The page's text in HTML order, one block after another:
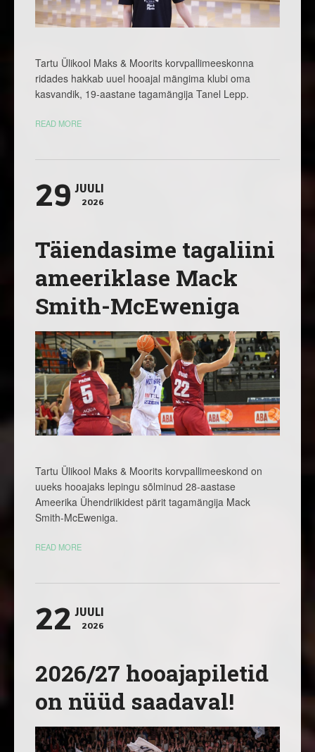
Tartu Ülikool Maks & Moorits korvpallimeeskonna
ridades hakkab uuel hooajal mängima klubi oma
kasvandik, 19-aastane tagamängija Tanel Lepp.
READ MORE
29 JUULI
2026
Täiendasime tagaliini
ameeriklase Mack
Smith-McEweniga
Tartu Ülikool Maks & Moorits korvpallimeeskond on
uueks hooajaks lepingu sõlminud 28-aastase
Ameerika Ühendriikidest pärit tagamängija Mack
Smith-McEweniga.
READ MORE
22 JUULI
2026
2026/27 hooajapiletid
on nüüd saadaval!